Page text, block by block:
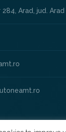
Arad, jud. Arad